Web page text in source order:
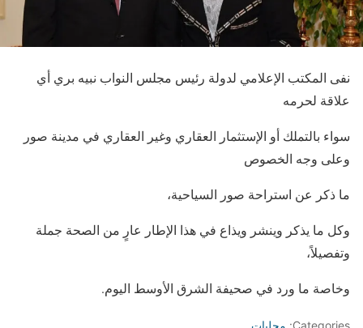
نفى المكتب الإعلامي لدولة رئيس مجلس النواب نبيه بري أي
علاقة لحرمه
سواء بالتملك أو الإستثمار العقاري وغير العقاري في مدينة صور
وعلى وجه الخصوص
ما ذكر عن استراحة صور السياحية،
وكل ما يذكر وينشر ويذاع في هذا الإطار عارٍ من الصحة جملة
وتفصيلاً،
وخاصة ما ورد في صحيفة الشرق الأوسط اليوم.